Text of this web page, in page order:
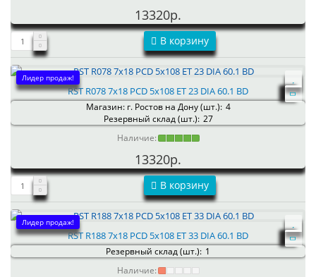
13320р.
В корзину
Лидер продаж!
RST R078 7x18 PCD 5x108 ET 23 DIA 60.1 BD
Магазин: г. Ростов на Дону (шт.): 4
Резервный склад (шт.): 27
Наличие:
13320р.
В корзину
Лидер продаж!
RST R188 7x18 PCD 5x108 ET 33 DIA 60.1 BD
Резервный склад (шт.): 1
Наличие: